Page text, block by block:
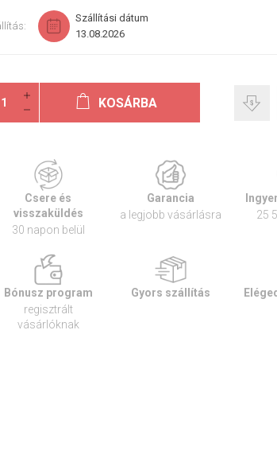
Szállítási dátum
13.08.2026
KOSÁRBA
Csere és
visszaküldés
30 napon belül
Garancia
a legjobb vásárlásra
25
Bónusz program
regisztrált
vásárlóknak
Gyors szállítás